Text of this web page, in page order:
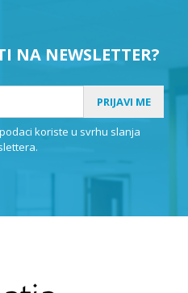
NA NEWSLETTER?
PRIJAVI ME
koriste u svrhu slanja